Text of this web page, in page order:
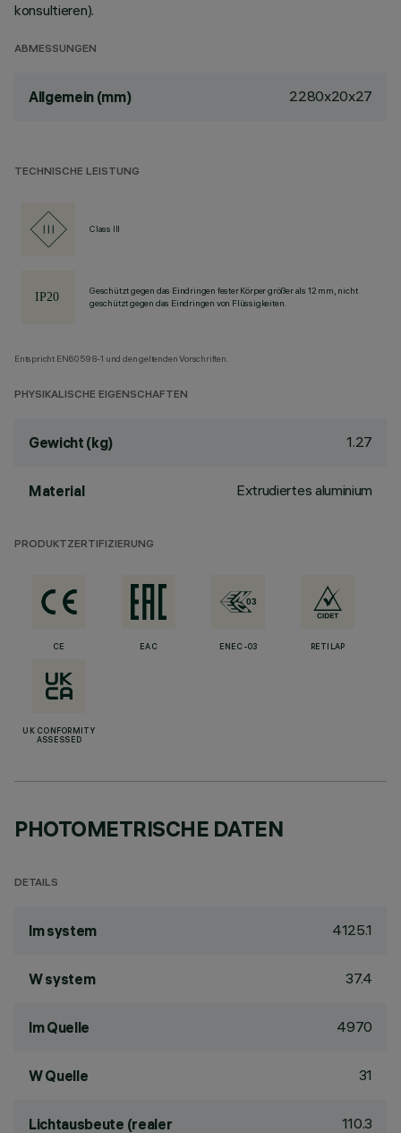
konsultieren).
ABMESSUNGEN
Allgemein (mm) 2280x20x27
TECHNISCHE LEISTUNG
Class III
Geschützt gegen das Eindringen fester Körper größer als 12 mm, nicht
geschützt gegen das Eindringen von Flüssigkeiten.
Entspricht EN60598-1 und den geltenden Vorschriften.
PHYSIKALISCHE EIGENSCHAFTEN
Gewicht (kg) 1.27
Material Extrudiertes aluminium
PRODUKTZERTIFIZIERUNG
CE EAC ENEC-03 RETILAP
UK CONFORMITY
ASSESSED
PHOTOMETRISCHE DATEN
DETAILS
lm system 4125.1
W system 37.4
lm Quelle 4970
W Quelle 31
Lichtausbeute (realer 110.3